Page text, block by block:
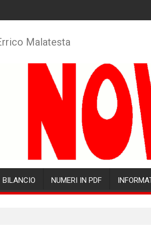
Malatesta
BILANCIO NUMERI IN PDF